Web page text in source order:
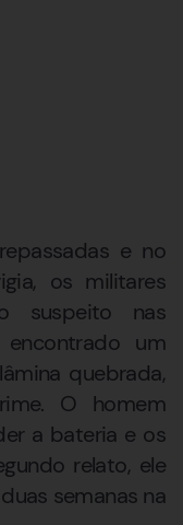
e no
os militares
suspeito nas
um
quebrada,
O homem
a bateria e os
relato, ele
semanas na